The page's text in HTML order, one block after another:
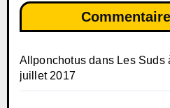
Allponchotus dans Les Suds
juillet 2017